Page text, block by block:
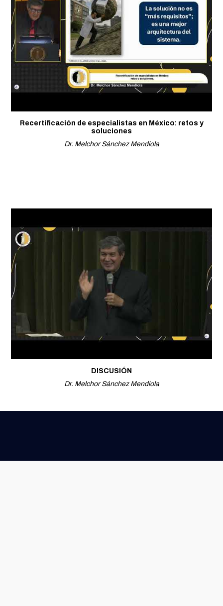
Recertificación de especialistas en México: retos y
soluciones
Dr. Melchor Sánchez Mendiola
DISCUSIÓN
Dr. Melchor Sánchez Mendiola